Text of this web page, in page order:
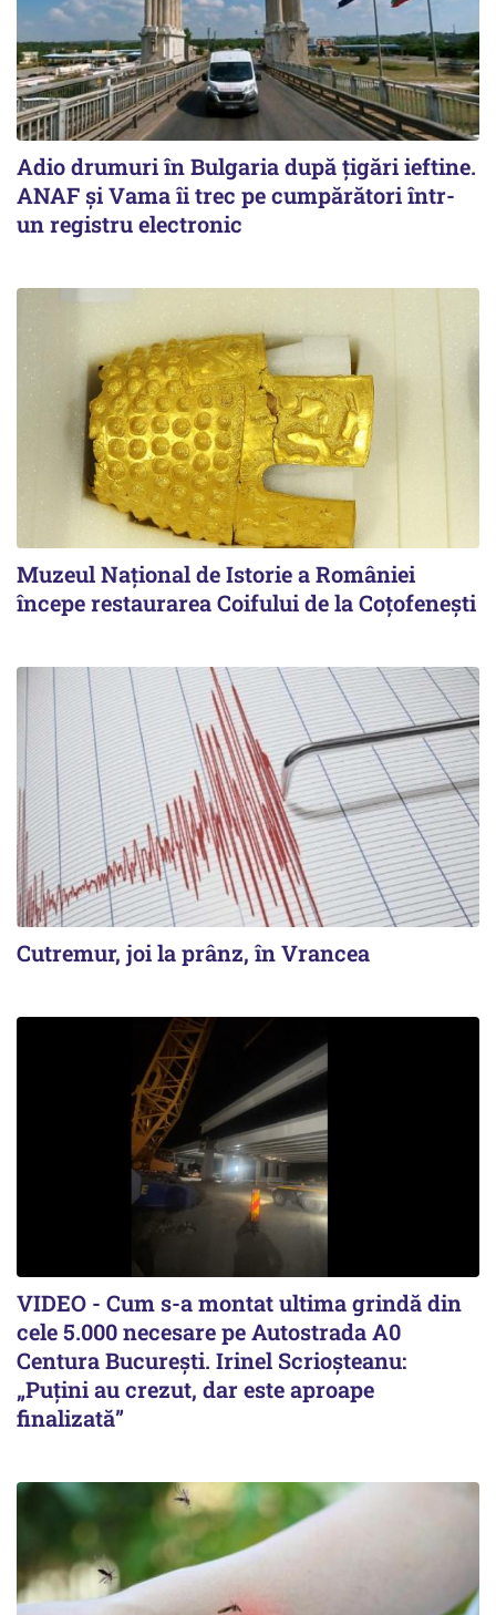
Adio drumuri în Bulgaria după țigări ieftine.
ANAF și Vama îi trec pe cumpărători într-
un registru electronic
Muzeul Național de Istorie a României
începe restaurarea Coifului de la Coțofenești
Cutremur, joi la prânz, în Vrancea
VIDEO - Cum s-a montat ultima grindă din
cele 5.000 necesare pe Autostrada A0
Centura București. Irinel Scrioșteanu:
„Puțini au crezut, dar este aproape
finalizată”